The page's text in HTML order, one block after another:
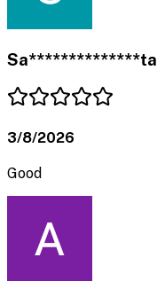
Sa**************ta
3/8/2026
Good